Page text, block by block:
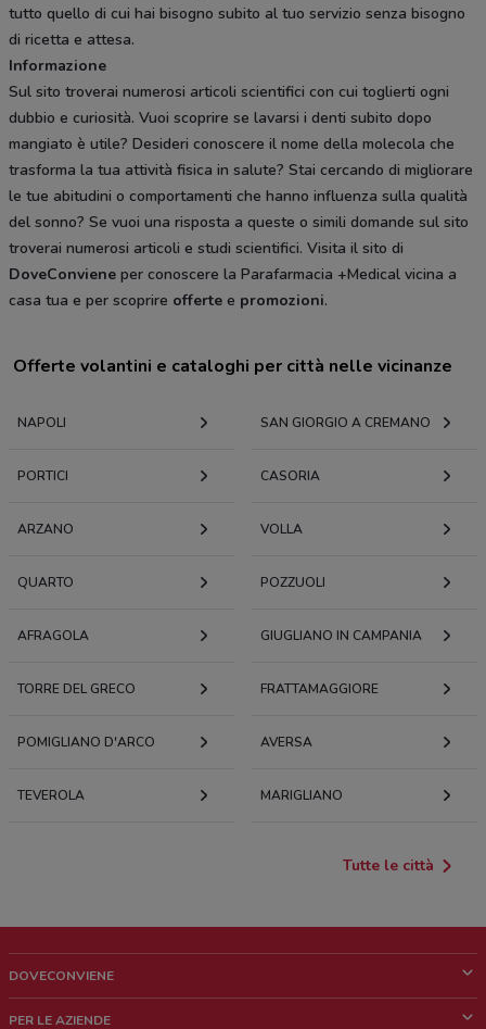
tutto quello di cui hai bisogno subito al tuo servizio senza bisogno
di ricetta e attesa.
Informazione
Sul sito troverai numerosi articoli scientifici con cui toglierti ogni
dubbio e curiosità. Vuoi scoprire se lavarsi i denti subito dopo
mangiato è utile? Desideri conoscere il nome della molecola che
trasforma la tua attività fisica in salute? Stai cercando di migliorare
le tue abitudini o comportamenti che hanno influenza sulla qualità
del sonno? Se vuoi una risposta a queste o simili domande sul sito
troverai numerosi articoli e studi scientifici. Visita il sito di
DoveConviene per conoscere la Parafarmacia +Medical vicina a
casa tua e per scoprire offerte e promozioni.
Offerte volantini e cataloghi per città nelle vicinanze
NAPOLI SAN GIORGIO A CREMANO
PORTICI CASORIA
ARZANO VOLLA
QUARTO POZZUOLI
AFRAGOLA GIUGLIANO IN CAMPANIA
TORRE DEL GRECO FRATTAMAGGIORE
POMIGLIANO D'ARCO AVERSA
TEVEROLA MARIGLIANO
Tutte le città
DOVECONVIENE
PER LE AZIENDE